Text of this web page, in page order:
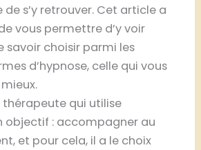
s’y retrouver. Cet article a
vous permettre d’y voir
savoir choisir parmi les
d’hypnose, celle qui vous
thérapeute qui utilise
objectif : accompagner au
et pour cela, il a le choix